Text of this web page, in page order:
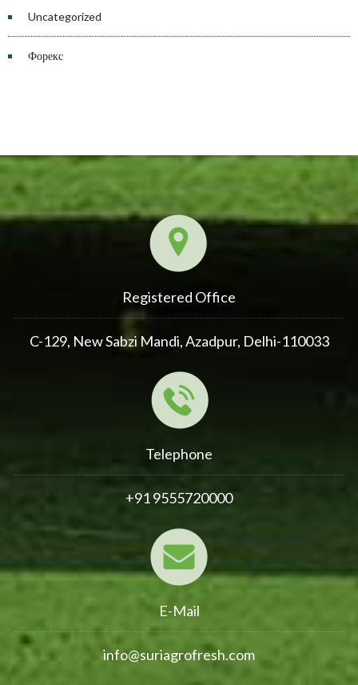
Uncategorized
Форекс
Registered Office
C-129, New Sabzi Mandi, Azadpur, Delhi-110033
Telephone
+91 9555720000
E-Mail
info@suriagrofresh.com